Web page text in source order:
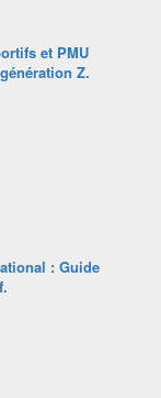
et PMU
Z.
: Guide